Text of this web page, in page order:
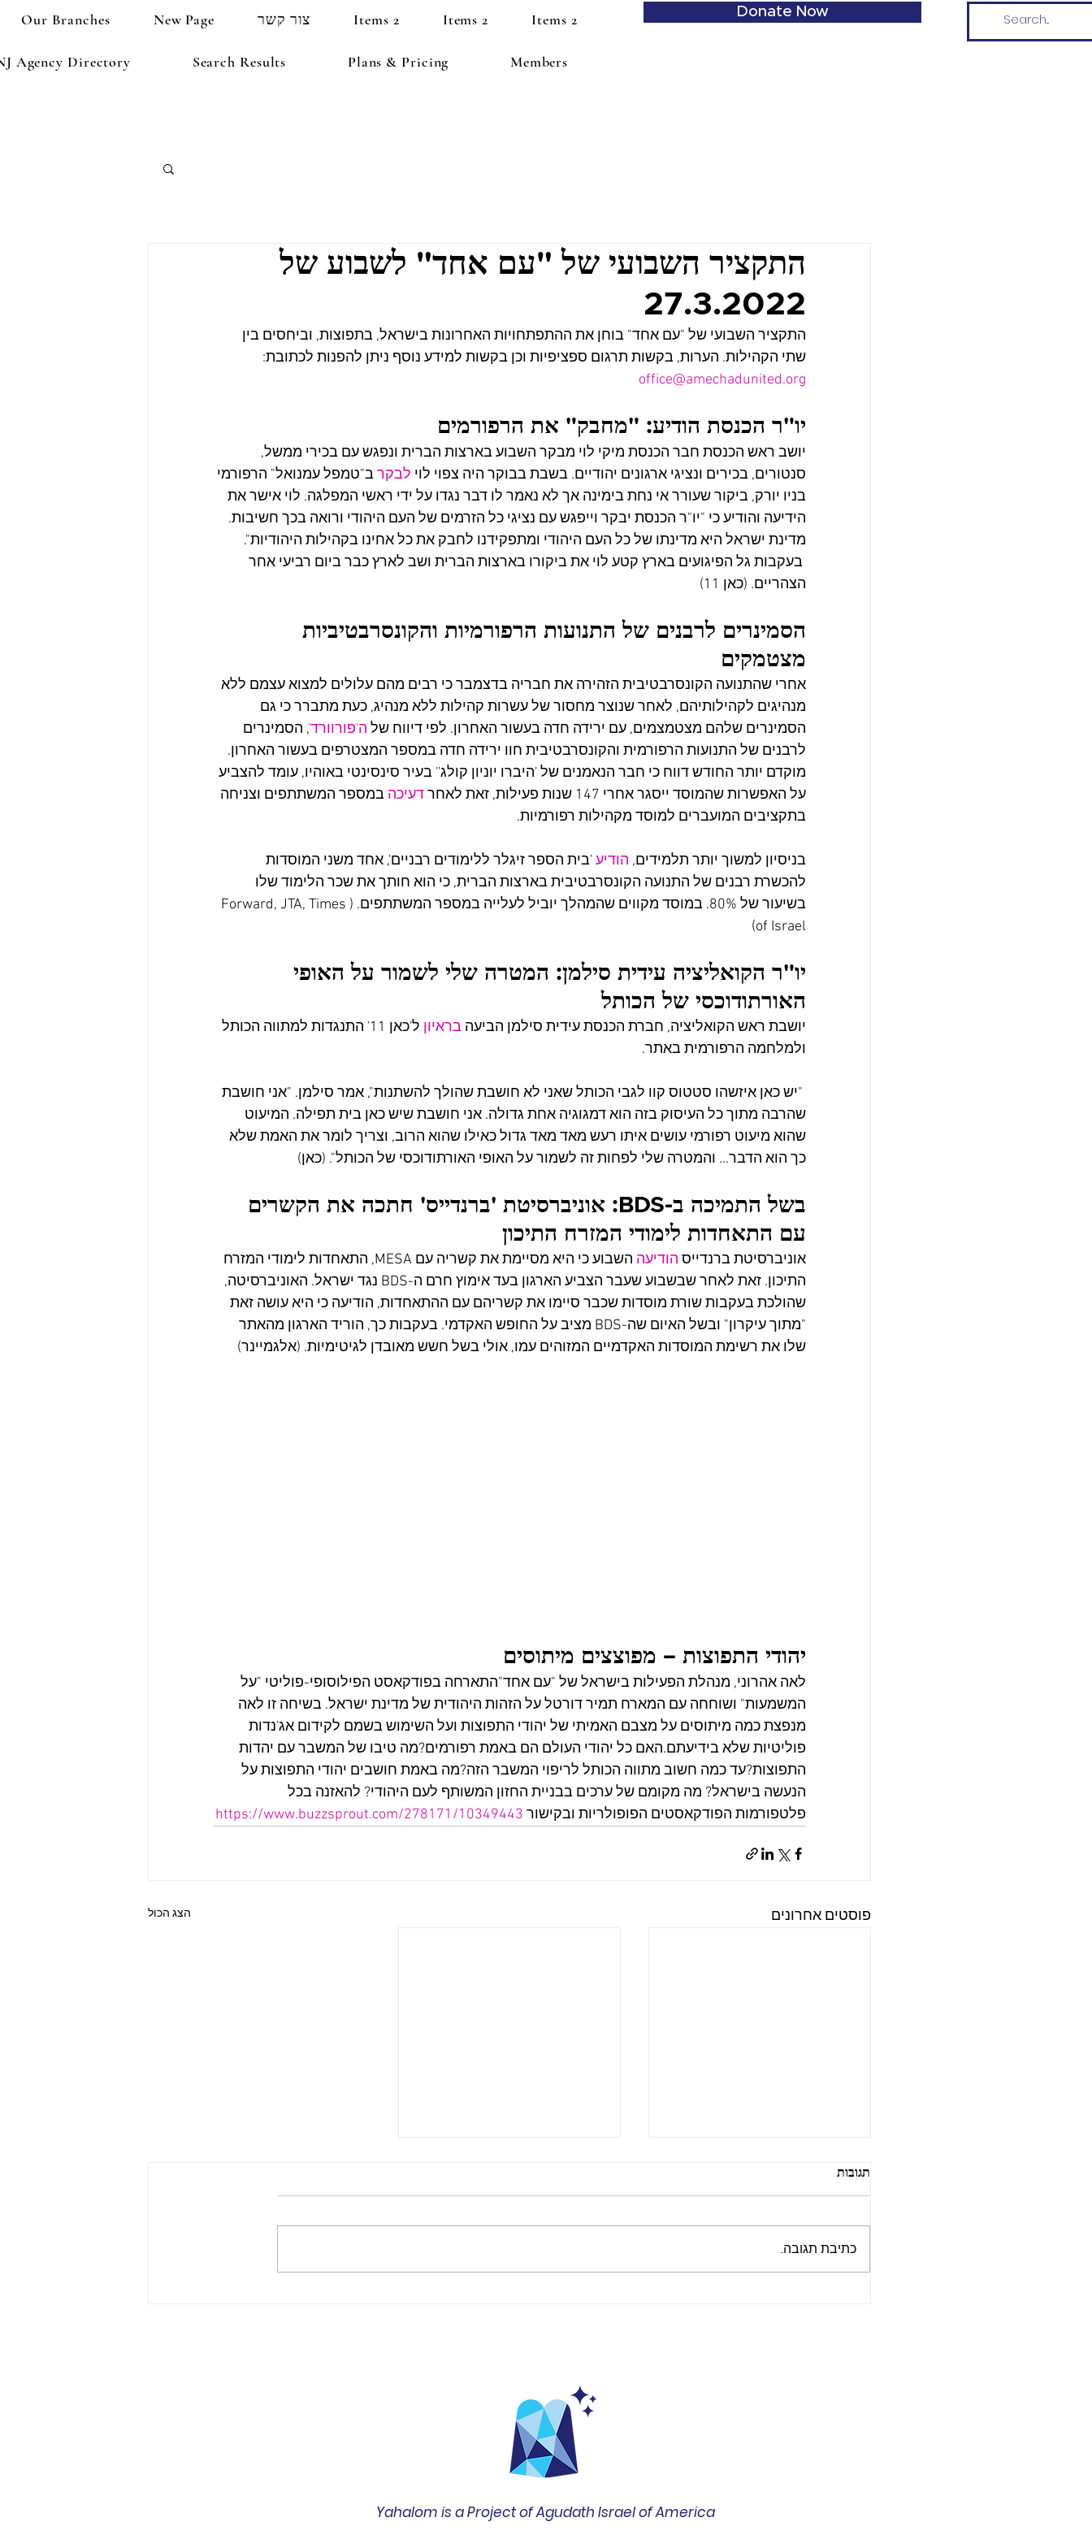
Our Branches New Page צור קשר Items 2 Items 2 Items 2
Agency Directory Search Results Plans & Pricing Members
Donate Now
התקציר השבועי של "עם אחד" לשבוע של
27.3.2022
התקציר השבועי של "עם אחד" בוחן את ההתפתחויות האחרונות בישראל, בתפוצות, וביחסים בין
שתי הקהילות. הערות, בקשות תרגום ספציפיות וכן בקשות למידע נוסף ניתן להפנות לכתובת:
office@amechadunited.org
יו"ר הכנסת הודיע: "מחבק" את הרפורמים
יושב ראש הכנסת חבר הכנסת מיקי לוי מבקר השבוע בארצות הברית ונפגש עם בכירי ממשל,
סנטורים, בכירים ונציגי ארגונים יהודיים. בשבת בבוקר היה צפוי לוי לבקר ב"טמפל עמנואל" הרפורמי
בניו יורק, ביקור שעורר אי נחת בימינה אך לא נאמר לו דבר נגדו על ידי ראשי המפלגה. לוי אישר את
הידיעה והודיע כי "יו"ר הכנסת יבקר וייפגש עם נציגי כל הזרמים של העם היהודי ורואה בכך חשיבות.
מדינת ישראל היא מדינתו של כל העם היהודי ומתפקידנו לחבק את כל אחינו בקהילות היהודיות".
בעקבות גל הפיגועים בארץ קטע לוי את ביקורו בארצות הברית ושב לארץ כבר ביום רביעי אחר
הצהריים. (כאן 11)
הסמינרים לרבנים של התנועות הרפורמיות והקונסרבטיביות
מצטמקים
אחרי שהתנועה הקונסרבטיבית הזהירה את חבריה בדצמבר כי רבים מהם עלולים למצוא עצמם ללא
מנהיגים לקהילותיהם, לאחר שנוצר מחסור של עשרות קהילות ללא מנהיג, כעת מתברר כי גם
הסמינרים שלהם מצטמצמים, עם ירידה חדה בעשור האחרון. לפי דיווח של ה'פורוורד', הסמינרים
לרבנים של התנועות הרפורמית והקונסרבטיבית חוו ירידה חדה במספר המצטרפים בעשור האחרון.
מוקדם יותר החודש דווח כי חבר הנאמנים של 'היברו יוניון קולג'' בעיר סינסינטי באוהיו, עומד להצביע
על האפשרות שהמוסד ייסגר אחרי 147 שנות פעילות, זאת לאחר
דעיכה במספר המשתתפים וצניחה
בתקציבים המועברים למוסד מקהילות רפורמיות.
בניסיון למשוך יותר תלמידים, הודיע 'בית הספר זיגלר ללימודים רבניים', אחד משני המוסדות
להכשרת רבנים של התנועה הקונסרבטיבית בארצות הברית, כי הוא חותך את שכר הלימוד שלו
בשיעור של 80%. במוסד מקווים שהמהלך יוביל לעלייה במספר המשתתפים. (Forward, JTA, Times
of Israel)
יו"ר הקואליציה עידית סילמן: המטרה שלי לשמור על האופי
האורתודוכסי של הכותל
יושבת ראש הקואליציה, חברת הכנסת עידית סילמן הביעה בראיון
ל'כאן 11' התנגדות למתווה הכותל
ולמלחמה הרפורמית באתר.
"יש כאן איזשהו סטטוס קוו לגבי הכותל שאני לא חושבת שהולך להשתנות", אמר סילמן. "אני חושבת
שהרבה מתוך כל העיסוק בזה הוא דמגוגיה אחת גדולה. אני חושבת שיש כאן בית תפילה. המיעוט
שהוא מיעוט רפורמי עושים איתו רעש מאד מאד גדול כאילו שהוא הרוב, וצריך לומר את האמת שלא
כך הוא הדבר... והמטרה שלי לפחות זה לשמור על האופי האורתודוכסי של הכותל". (כאן)
בשל התמיכה ב-BDS: אוניברסיטת 'ברנדייס' חתכה את הקשרים
עם התאחדות לימודי המזרח התיכון
אוניברסיטת ברנדייס הודיעה
השבוע כי היא מסיימת את קשריה עם MESA, התאחדות לימודי המזרח
התיכון. זאת לאחר שבשבוע שעבר הצביע הארגון בעד אימוץ חרם ה-BDS נגד ישראל. האוניברסיטה,
שהולכת בעקבות שורת מוסדות שכבר סיימו את קשריהם עם ההתאחדות, הודיעה כי היא עושה זאת
"מתוך עיקרון" ובשל האיום שה-BDS מציב על החופש האקדמי. בעקבות כך, הוריד הארגון מהאתר
שלו את רשימת המוסדות האקדמיים המזוהים עמו, אולי בשל חשש מאובדן לגיטימיות. (אלגמיינר)
יהודי התפוצות – מפוצצים מיתוסים
לאה אהרוני, מנהלת הפעילות בישראל של "עם אחד"התארחה בפודקאסט הפילוסופי-פוליטי "על
המשמעות" ושוחחה עם המארח תמיר דורטל על הזהות היהודית של מדינת ישראל. בשיחה זו לאה
מנפצת כמה מיתוסים על מצבם האמיתי של יהודי התפוצות ועל השימוש בשמם לקידום אג'נדות
פוליטיות שלא בידיעתם.האם כל יהודי העולם הם באמת רפורמים?מה טיבו של המשבר עם יהדות
התפוצות?עד כמה חשוב מתווה הכותל לריפוי המשבר הזה?מה באמת חושבים יהודי התפוצות על
הנעשה בישראל? מה מקומם של ערכים בבניית החזון המשותף לעם היהודי? להאזנה בכל
פלטפורמות הפודקאסטים הפופולריות ובקישור https://www.buzzsprout.com/278171/10349443
פוסטים אחרונים הצג הכול
תגובות
כתיבת תגובה...
Yahalom is a Project of Agudath Israel of America